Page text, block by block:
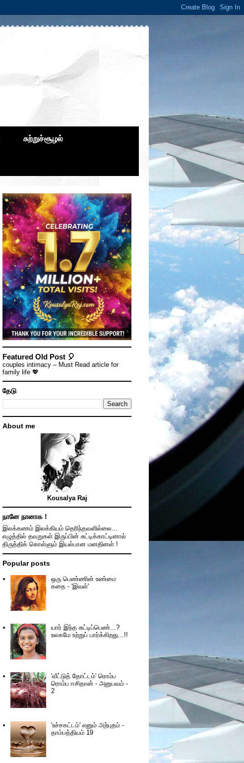
சுற்றுச்சூழல்
Featured Old Post 🎈
couples intimacy – Must Read article for
family life 💖
தேடு
About me
Kousalya Raj
நானே நானாக !
இலக்கணம் இலக்கியம் தெரிந்தவளில்லை...
எழுத்தில் தவறுகள் இருப்பின் சுட்டிக்காட்டினால்
திருத்திக் கொள்ளும் இயல்பான மனதினள் !
Popular posts
ஒரு பெண்ணின் உண்மை
கதை - 'இவள்'
யார் இந்த சுட்டிப்பெண்...?
உலகமே உற்றுப் பார்க்கிறது...!!
'வீட்டுத் தோட்டம்' ரொம்ப
ரொம்ப ஈசிதான் - அனுபவம் -
2
'உச்சகட்டம்' எனும் அற்புதம் -
தாம்பத்தியம் 19